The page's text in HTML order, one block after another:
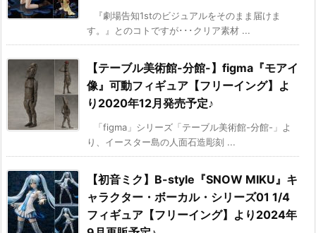
『劇場告知1stのビジュアルをそのまま届けま
す。』とのコトですが･･･クリア素材 ...
【テーブル美術館-分館-】figma『モアイ
像』可動フィギュア【フリーイング】よ
り2020年12月発売予定♪
「figma」シリーズ「テーブル美術館-分館-」よ
り、イースター島の人面石造彫刻 ...
【初音ミク】B-style『SNOW MIKU』キ
ャラクター・ボーカル・シリーズ01 1/4
フィギュア【フリーイング】より2024年